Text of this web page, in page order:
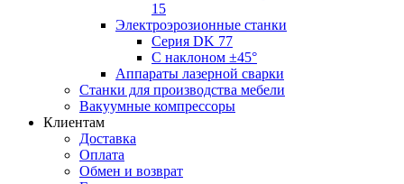
15
Электроэрозионные станки
Серия DK 77
С наклоном ±45°
Аппараты лазерной сварки
Станки для производства мебели
Вакуумные компрессоры
Клиентам
Доставка
Оплата
Обмен и возврат